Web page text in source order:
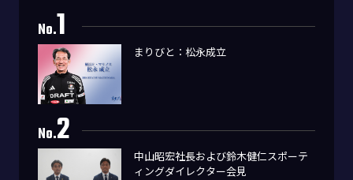
No.1
まりびと：松永成立
No.2
中山昭宏社長および鈴木健仁スポーテ
ィングダイレクター会見